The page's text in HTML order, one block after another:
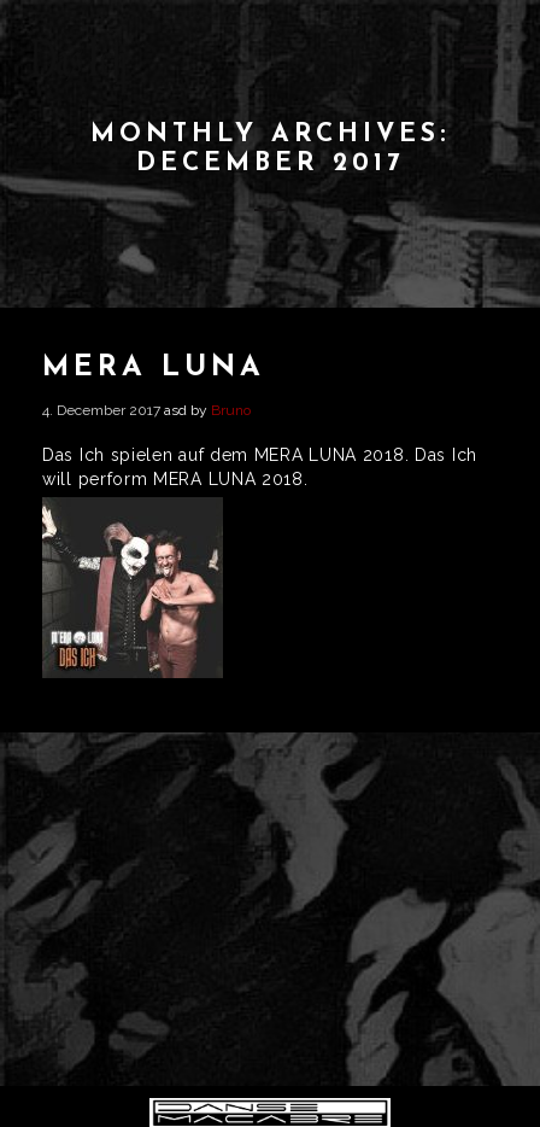
MONTHLY ARCHIVES:
DECEMBER 2017
MERA LUNA
4. December 2017 asd by Bruno
Das Ich spielen auf dem MERA LUNA 2018. Das Ich
will perform MERA LUNA 2018.